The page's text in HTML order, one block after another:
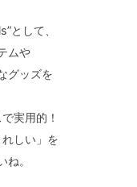
として、
ムや
グッズを
実用的！
しい」を
。